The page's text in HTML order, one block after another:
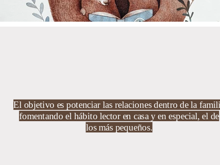
El objetivo es potenciar las relaciones dentro de la
fomentando el hábito lector en casa y en especial, el de
los más pequeños.